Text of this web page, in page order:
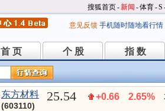
搜狐首页-新闻 -体育-S
意见反馈 手机随时随地看行情
首 页
首 页 个 股
个 股 指 数
指 数
东方材料
(603110)
25.54 +0.66 2.65%